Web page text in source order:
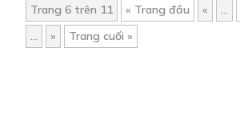
Trang 6 trên 11 « Trang đầu « ...
...
» Trang cuối »